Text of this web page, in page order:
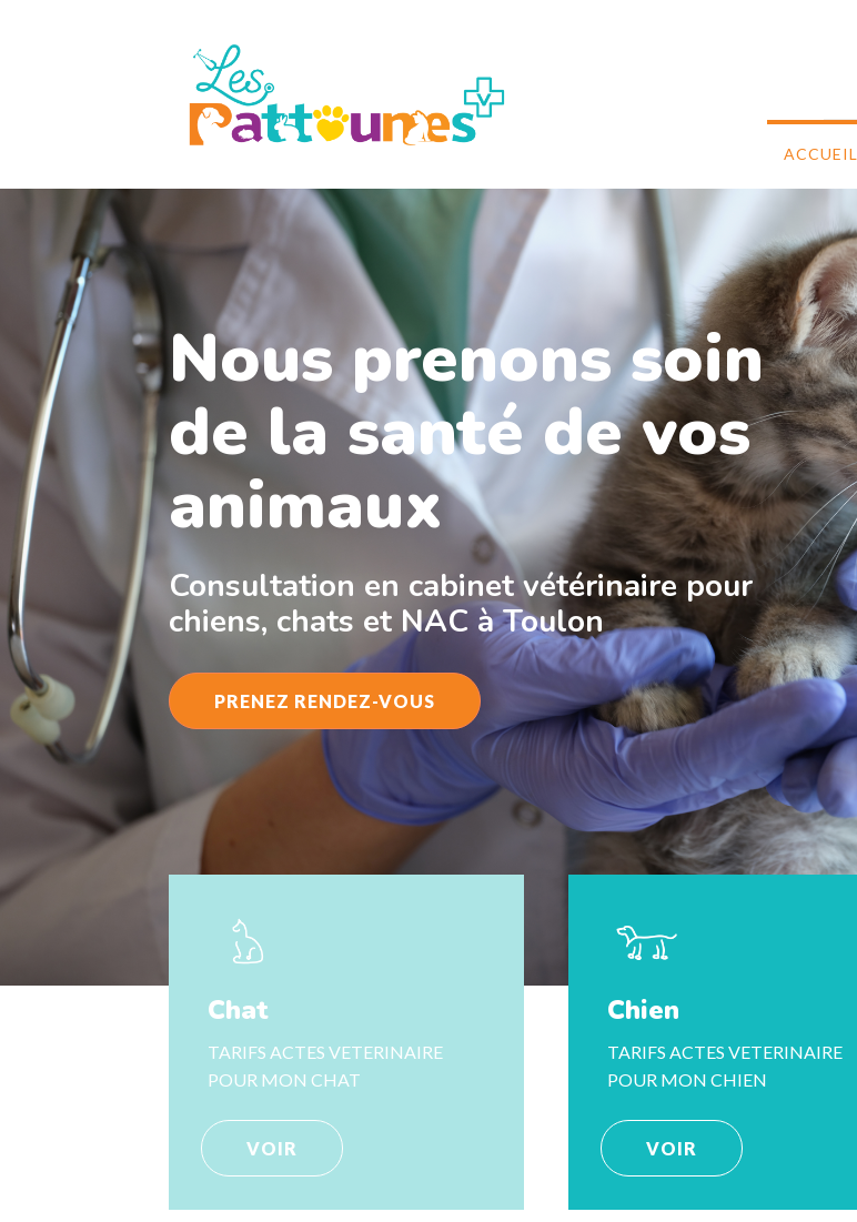
ACCUEIL
Nous prenons soin
de la santé de vos
animaux
Consultation en cabinet vétérinaire pour
chiens, chats et NAC à Toulon
PRENEZ RENDEZ-VOUS
Chat
TARIFS ACTES VETERINAIRE
POUR MON CHAT
VOIR
Chien
TARIFS ACTES VETERINAIRE
POUR MON CHIEN
VOIR